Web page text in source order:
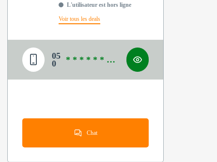
L'utilisateur est hors ligne
Voir tous les deals
05
0
* * * * * * * *
Chat